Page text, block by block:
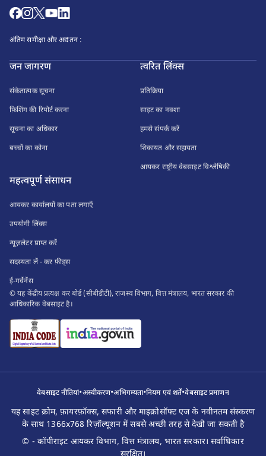
अंतिम समीक्षा और अद्यतन :
जन जागरण
संकेतात्मक सूचना
फ़िशिंग की रिपोर्ट करना
सूचना का अधिकार
बच्चों का कोना
त्वरित लिंक्स
प्रतिक्रिया
साइट का नक्शा
हमसे संपर्क करें
शिकायत और सहायता
आयकर राष्ट्रीय वेबसाइट विश्लेषिकी
महत्वपूर्ण संसाधन
आयकर कार्यालयों का पता लगाएँ
उपयोगी लिंक्स
न्यूज़लेटर प्राप्त करें
सदस्यता लें - कर फ़ीड्स
ई-गर्वेनेंस
© यह केंद्रीय प्रत्यक्ष कर बोर्ड (सीबीडीटी), राजस्व विभाग, वित्त मंत्रालय, भारत सरकार की
आधिकारिक वेबसाइट है।
वेबसाइट नीतियां•अस्वीकरण•अभिगम्यता•नियम एवं शर्तें•वेबसाइट प्रमाणन
यह साइट क्रोम, फ़ायरफ़ॉक्स, सफारी और माइक्रोसॉफ्ट एज के नवीनतम संस्करण
के साथ 1366x768 रिज़ॉल्यूशन में सबसे अच्छी तरह से देखी जा सकती है
© - कॉपीराइट आयकर विभाग, वित्त मंत्रालय, भारत सरकार। सर्वाधिकार